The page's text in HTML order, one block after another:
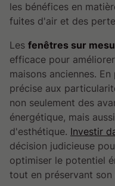
les bénéfices en
fuites d'air et des
Les fenêtres sur
efficace pour
maisons anciennes.
précise aux
non seulement des
énergétique, mais
d'esthétique. Investir
décision judicieuse
optimiser le potentiel
tout en préservant son